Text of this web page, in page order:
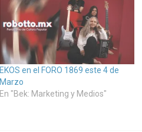
EKOS en el FORO 1869 este 4 de
Marzo
En "Bek: Marketing y Medios"